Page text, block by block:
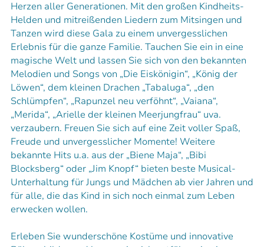
Herzen aller Generationen. Mit den großen Kindheits-
Helden und mitreißenden Liedern zum Mitsingen und
Tanzen wird diese Gala zu einem unvergesslichen
Erlebnis für die ganze Familie. Tauchen Sie ein in eine
magische Welt und lassen Sie sich von den bekannten
Melodien und Songs von „Die Eiskönigin“, „König der
Löwen“, dem kleinen Drachen „Tabaluga“, „den
Schlümpfen“, „Rapunzel neu verföhnt“, „Vaiana“,
„Merida“, „Arielle der kleinen Meerjungfrau“ uva.
verzaubern. Freuen Sie sich auf eine Zeit voller Spaß,
Freude und unvergesslicher Momente! Weitere
bekannte Hits u.a. aus der „Biene Maja“, „Bibi
Blocksberg“ oder „Jim Knopf“ bieten beste Musical-
Unterhaltung für Jungs und Mädchen ab vier Jahren und
für alle, die das Kind in sich noch einmal zum Leben
erwecken wollen.
Erleben Sie wunderschöne Kostüme und innovative